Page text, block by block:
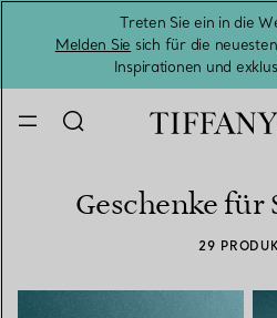
Treten Sie ein in die
Melden Sie sich für die
Inspirationen und
Geschenke für
29